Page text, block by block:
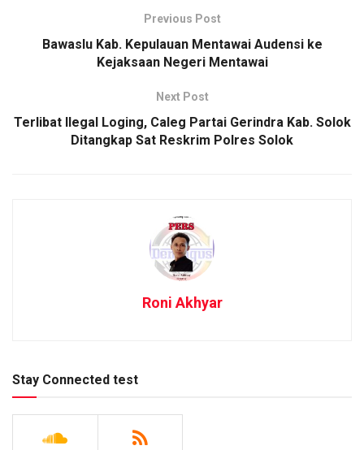
Previous Post
Bawaslu Kab. Kepulauan Mentawai Audensi ke
Kejaksaan Negeri Mentawai
Next Post
Terlibat Ilegal Loging, Caleg Partai Gerindra Kab. Solok
Ditangkap Sat Reskrim Polres Solok
Roni Akhyar
Stay Connected test